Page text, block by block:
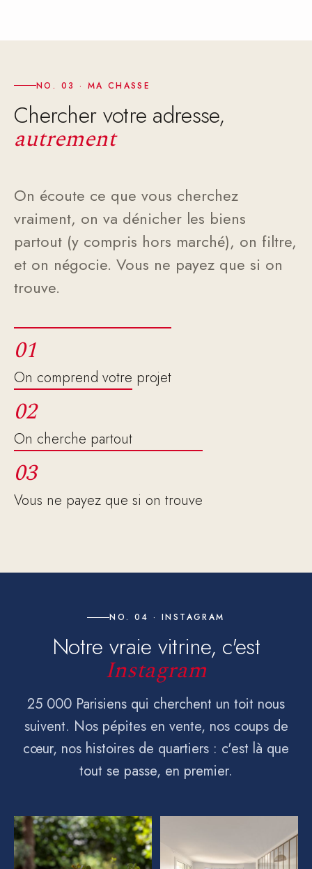
NO. 03 · MA CHASSE
Chercher votre adresse,
autrement
On écoute ce que vous cherchez
vraiment, on va dénicher les biens
partout (y compris hors marché), on filtre,
et on négocie. Vous ne payez que si on
trouve.
01
On comprend votre projet
02
On cherche partout
03
Vous ne payez que si on trouve
NO. 04 · INSTAGRAM
Notre vraie vitrine, c'est
Instagram
25 000 Parisiens qui cherchent un toit nous
suivent. Nos pépites en vente, nos coups de
cœur, nos histoires de quartiers : c'est là que
tout se passe, en premier.